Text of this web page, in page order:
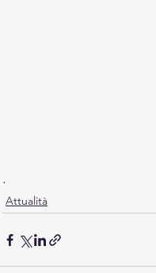
.
Attualità